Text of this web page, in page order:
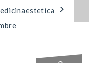
>